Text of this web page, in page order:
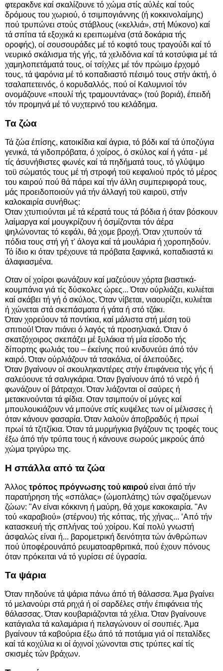
φτερακδνε καί σκαλίζουνε τό χώμα στίς αύλές καί τούς
δρόμους του χωριού, ό τσιμπογιάννης (ή κοκκινολαίμης)
πού τρυπώνει στούς στάβλους («κελλιά», στή Μύκονο) καί
τά σπίτια τά εξοχικά κι ερειπωμένα (στά δοκάρια τής
οροφής), οί σουσουράδες μέ τό κοφτό τους τραγούδι καί τό
νευρικό σκάλισμα τής γής, τά χελιδόνια καί τά κοτσύφια μέ τά
χαμηλοπετάματά τους, οί τσίχλες μέ τόν πρώιμο έρχομό
τους, τά ψαρόνια μέ τό κοπαδιαστό πέσιμό τους στήν άκτή, ό
τσαλαπετεινός, ό κορυδαλλός, πού οί Καλυμνιοί τόν
ονομάζουνε «πουλί τής τραμουντάνας» (τού βοριά), έπειδή
τόν προμηνά μέ τό νυχτερινό του κελάδημα.
Τα ζώα
Τά ζώα έπίσης, κατοικίδια καί άγρια, τό βόδι καί τά ύποζύγια
γενικά, τά γιδοπρόβατα, ό χοίρος, ό σκύλος καί ή γάτα - μέ
τίς άσυνήθιστες φωνές καί τά πηδήματά τους, τό γλύψιμο
τοϋ σώματός τους μέ τή στροφή τοϋ κεφαλιού πρός τό μέρος
του καιρού πού θά πάρει καί τήν άλλη συμπεριφορά τους,
μάς προειδοποιούν γιά τήν άλλαγή τοϋ καιροϋ, στήν
καλοκαιρία συνήθως:
Όταν χτυπιούνται μέ τά κέρατά τους τά βόδια ή όταν βόσκουν
λαίμαργα καί μουγκρίζουν ή όσμίζονται τόν άέρα
ψηλώνοντας τό κεφάλι, θά χομε βροχή. Όταν χτυπούν τά
πόδια τους στή γή τ' άλογα καί τά μουλάρια ή χοροπηδούν.
Τό ίδιο κι όταν τρέχουνε τά πρόβατα ξαφνικά, κοπαδιαστά κι
άλαφιασμένα.
Οταν οί χοίροι φωνάζουν καί μαζεύουν χόρτα βιαστικά-
κουμπάνια γιά τίς δύσκολες ώρες... Όταν ούρλιάζει, κυλιέται
καί σκάβει τή γή ό σκύλος. Όταν νίβεται, νιαουρίζει, κυλιέται
ή χώνεται στά σκεπάσματα ή γάτα ή στό τζάκι.
Όταν χορεύουν τά ποντίκια, καί μάλιστα στή μέση τοϋ
σπιτιού! Όταν πιάνει ό λαγός τά προσηλιακά. Όταν ό
σκατζόχοιρος σκεπάζει μέ ξυλάκια τή μία είσοδο τής
δίπορτης φωλιάς του – έκείνης πού κινδυνεύει άπό τόν
καιρό. Όταν ούρλιάζουν τά τσακάλια, οί άλεπούδες.
Όταν βγαίνουν οί σκουληκαντέρες στήν έπιφάνεια τής γής ή
σαλεύουνε τά σαλιγκάρια. Όταν βγαίνουν άπό τό νερό ή
φωνάζουν οί βάτραχοι. Όταν λιάζονται οί σαύρες ή
μετακινούνται τά φίδια. Οταν τσιμπούν οί μύγες καί
μπουλουκιάζουν νά μπούνε στίς κυψέλες των οί μέλισσες ή
όταν κάνουν φασαρία. Όταν λαλούν άποβραδύς ή πρωί
πρωί τά τζιτζίκια. Όταν τά μυρμήγκια βγάζουν τις τροφές τους
έξω άπό τήν τρύπα τους ή κάνουνε σωρούς μικρούς άπό
χώμα τριγύρω της.
Η σπάλλα από τα ζώα
Άλλος τρόπος πρόγνωσης τού καιρού είναι άπό τήν
παρατήρηση τής «σπάλας» (ώμοπλάτης) τών σφαζόμενων
ζώων: "Αν είναι κόκκινη ή μαύρη, θά χομε κακοκαιρία. "Αν
τού «καραβιού» (στέρνου) τής κόττας, τής χήνας... ’Από τήν
κατασκευή τής σπλήνας τού χοίρου. Καί πολύ γνωστή
άσφαλώς είναι ή... βαρομετρική δεινότητα τών άνθρώπων
πού ύποφέρουνάπό ρευματοαρθριτικά, πού έχουν πόνους
όταν πρόκειται νά τό γυρίσει σέ ύγρασία.
Τα ψάρια
Όταν πηδούνε τά ψάρια πάνω άπό τή θάλασσα. Άμα βγαίνει
τό μελανούρι στά ρηχά ή οί σαρδέλες στήν έπιφάνεια τής
θάλασσας. Όταν κουβαριάζονται τά χέλια. Όταν βγαίνουνε
κατάγιαλα τά καλαμάρια ή πελαγώνουν οί σουπιές. Άμα
βγαίνουν τά καβούρια έξω άπό τά ποτάμια γιά οί πεταλίδες
καί τά κοχύλια κι οί άχινοί χώνονται στις τρύπες καί τίς
σκισμές τών βράχων.